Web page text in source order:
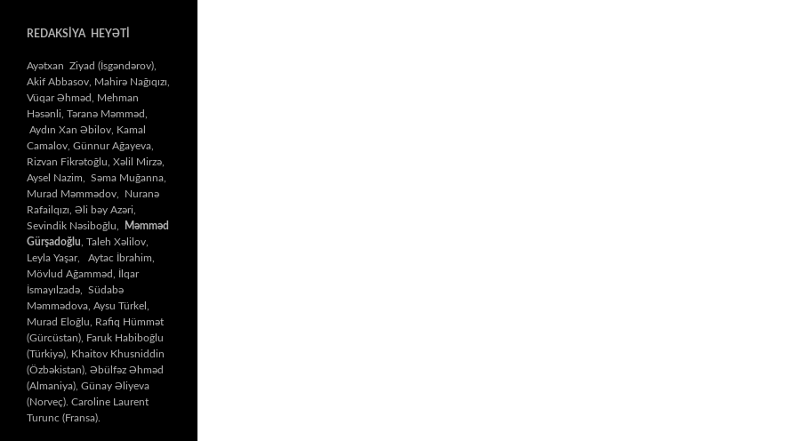
REDAKSİYA HEYƏTİ
Ayətxan Ziyad (İsgəndərov),
Akif Abbasov, Mahirə Nağıqızı,
Vüqar Əhməd, Mehman
Həsənli, Təranə Məmməd,
Aydın Xan Əbilov, Kamal
Camalov, Günnur Ağayeva,
Rizvan Fikrətoğlu, Xəlil Mirzə,
Aysel Nazim, Səma Muğanna,
Murad Məmmədov, Nuranə
Rafailqızı, Əli bəy Azəri,
Sevindik Nəsiboğlu,
Məmməd
Gürşadoğlu , Taleh Xəlilov,
Leyla Yaşar, Aytac İbrahim,
Mövlud Ağamməd, İlqar
İsmayılzadə, Südabə
Məmmədova, Aysu Türkel,
Murad Eloğlu, Rafiq Hümmət
(Gürcüstan), Faruk Habiboğlu
(Türkiyə), Khaitov Khusniddin
(Özbəkistan), Əbülfəz Əhməd
(Almaniya), Günay Əliyeva
(Norveç). Caroline Laurent
Turunc (Fransa).